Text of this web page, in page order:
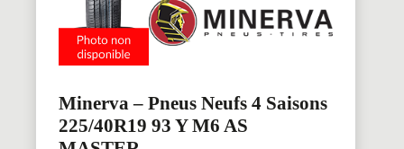
Minerva – Pneus Neufs 4 Saisons
225/40R19 93 Y M6 AS